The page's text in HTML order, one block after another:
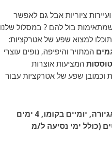
ציוריות אבל גם לאפשר
בול להם ? במסלול שלנו
למצוא שפע של אטרקציות:
המתויר והיפיפה, נופים עוצרי
המציעות אוצרות
וכמובן שפע של אטרקציות עבור
(המסלול כולל 3 ימים באגם מאגיורה, יומיים בקומו, 4 ימים
(כולל ימי נסיעה ל/מ